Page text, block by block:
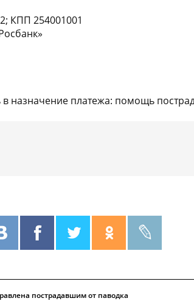
КПП 254001001
в назначение платежа: помощь
пострадавшим от паводка